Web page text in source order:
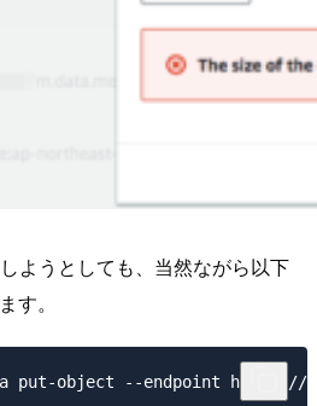
ようとしても、当然ながら以下
す。
put-object --endpoint https://